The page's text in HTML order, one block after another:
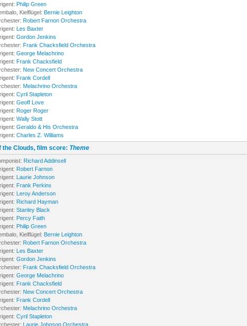
Philip Green
Kielflügel: Bernie Leighton
Robert Farnon Orchestra
Les Baxter
Gordon Jenkins
Frank Chacksfield Orchestra
George Melachrino
Frank Chacksfield
New Concert Orchestra
Frank Cordell
Melachrino Orchestra
Cyril Stapleton
Geoff Love
Roger Roger
Wally Stott
Geraldo & His Orchestra
Charles Z. Williams
the Clouds, film score: Theme
Richard Addinsell
Robert Farnon
Laurie Johnson
Frank Perkins
Leroy Anderson
Richard Hayman
Stanley Black
Percy Faith
Philip Green
Kielflügel: Bernie Leighton
Robert Farnon Orchestra
Les Baxter
Gordon Jenkins
Frank Chacksfield Orchestra
George Melachrino
Frank Chacksfield
New Concert Orchestra
Frank Cordell
Melachrino Orchestra
Cyril Stapleton
Laurie Johnson Orchestra